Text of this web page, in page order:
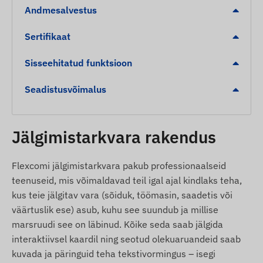
seade eemaldatakse kinnitatud metallpinnalt.
tagamiseks.
Liikumise tuvastamine seisvast asendist.
Digitaalne piire (Geofencing): teavitus määratud
tsoonidest väljumisel või sinna saabumisel
Pakendi sisu
Ningmore NT19B-E 4G LTE magnetiline GPS-
jälgija
USB-laadimiskaabel
Andmesalvestus
Sertifikaat
Sisseehitatud funktsioon
Seadistusvõimalus
Jälgimistarkvara rakendus
Flexcomi jälgimistarkvara pakub professionaalseid
teenuseid, mis võimaldavad teil igal ajal kindlaks teha,
kus teie jälgitav vara (sõiduk, töömasin, saadetis või
väärtuslik ese) asub, kuhu see suundub ja millise
marsruudi see on läbinud. Kõike seda saab jälgida
interaktiivsel kaardil ning seotud olekuaruandeid saab
kuvada ja päringuid teha tekstivormingus – isegi